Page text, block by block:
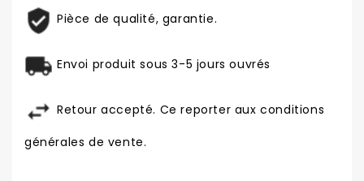
Pièce de qualité, garantie.
Envoi produit sous 3-5 jours ouvrés
Retour accepté. Ce reporter aux conditions
générales de vente.